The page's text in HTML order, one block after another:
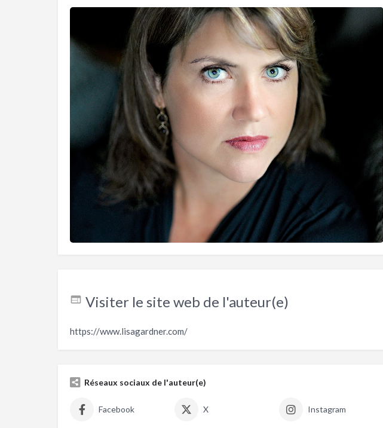
Visiter le site web de l'auteur(e)
https://www.lisagardner.com/
Réseaux sociaux de l'auteur(e)
Facebook X Instagram